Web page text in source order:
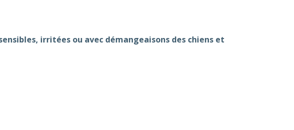
irritées ou avec démangeaisons des chiens et